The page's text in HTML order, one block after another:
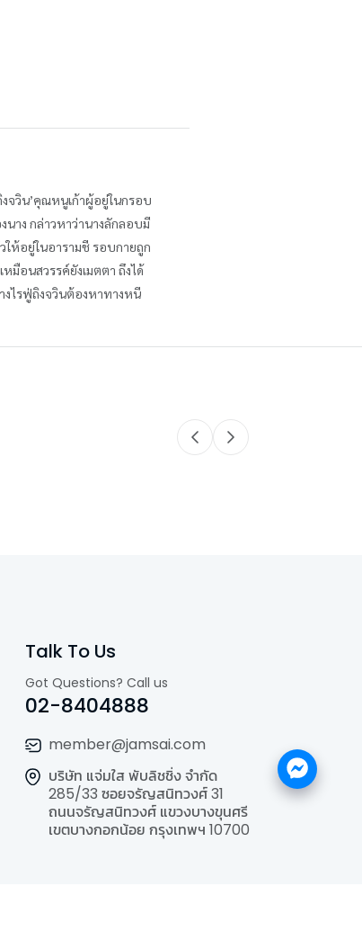
จวิน’คุณหนูเก้าผู้อยู่ในกรอบ
นาง กล่าวหาว่านางลักลอบมี
ห้อยู่ในอารามชี รอบกายถูก
มือนสวรรค์ยังเมตตา ถึงได้
งไรฟู่ถิงจวินต้องหาทางหนี
Talk To Us
Got Questions? Call us
02-8404888
member@jamsai.com
บริษัท แจ่มใส พับลิชชิ่ง จำกัด
285/33 ซอยจรัญสนิทวงศ์ 31
ถนนจรัญสนิทวงศ์ แขวงบางขุนศรี
เขตบางกอกน้อย กรุงเทพฯ 10700